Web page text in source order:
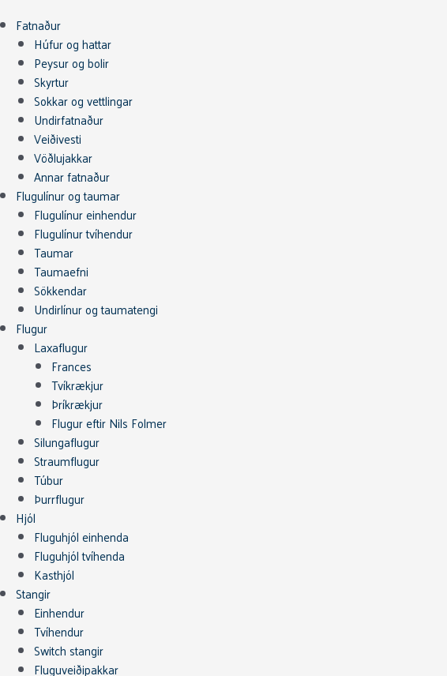
Fatnaður
Húfur og hattar
Peysur og bolir
Skyrtur
Sokkar og vettlingar
Undirfatnaður
Veiðivesti
Vöðlujakkar
Annar fatnaður
Flugulínur og taumar
Flugulínur einhendur
Flugulínur tvíhendur
Taumar
Taumaefni
Sökkendar
Undirlínur og taumatengi
Flugur
Laxaflugur
Frances
Tvíkrækjur
Þríkrækjur
Flugur eftir Nils Folmer
Silungaflugur
Straumflugur
Túbur
Þurrflugur
Hjól
Fluguhjól einhenda
Fluguhjól tvíhenda
Kasthjól
Stangir
Einhendur
Tvíhendur
Switch stangir
Fluguveiðipakkar